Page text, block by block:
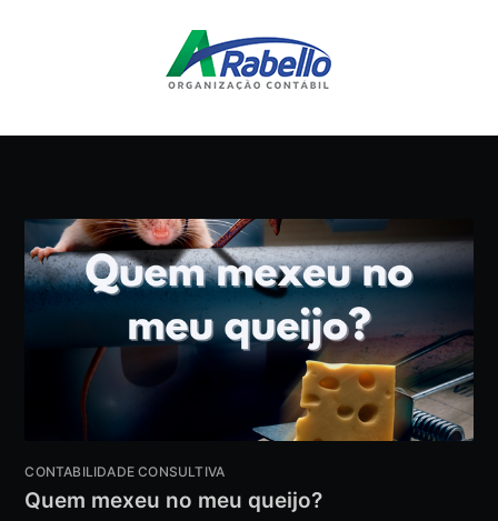
CONTABILIDADE CONSULTIVA
Quem mexeu no meu queijo?